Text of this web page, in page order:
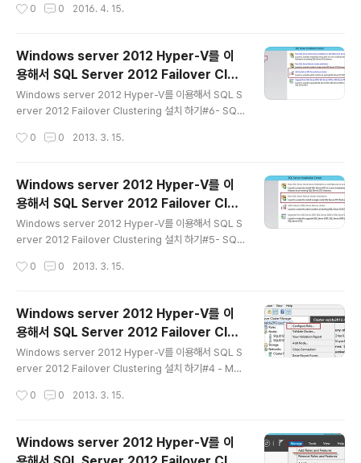
서는 BlockCacheSize가 Default로 Enable 되어 있지
2012R2의 경우 Cachesize는 물리적 메모리의 최대 8
0%설정 가능합니다만 권장은 512MB 입니다. 설정 된 c
ache size를 모니터링 하기위해서는 성능 모니터를 실행
후 아래 항목을 확인 하면 되지만 해당 볼륨의 offline 후 o
변..
0 0 2016. 4. 15.
Windows server 2012 Hyper-V를 이
용해서 SQL Server 2012 Failover Clus
tering 설치 하기#6- SQL 추가노드
Windows server 2012 Hyper-V를 이용해서 SQL S
erver 2012 Failover Clustering 설치 하기#6- SQL
가 마무리 되었습니다. 클러스터 관리자를 실행 하면 Role
Failover Cluster (Setup) http://msdn.microsoft.c
om/en-us/library/ms191545.aspx
0 0 2013. 3. 15.
Windows server 2012 Hyper-V를 이
용해서 SQL Server 2012 Failover Clus
tering 설치 하기#5
Windows server 2012 Hyper-V를 이용해서 SQL S
erver 2012 Failover Clustering 설치 하기#5- SQL
12 * SQL IP : 192.168.1.25 * SQL 레터 : F SQL 설치
행합니다 [참고 자료] 새 SQL Server 장애 조치(Failov
er) 클러스터 만들기(설치) http://msdn.microsoft.co
m/ko-kr/library/ms179530.aspx
0 0 2013. 3. 15.
Windows server 2012 Hyper-V를 이
용해서 SQL Server 2012 Failover Clus
tering 설치 하기#4
Windows server 2012 Hyper-V를 이용해서 SQL S
erver 2012 Failover Clustering 설치 하기#4 - MS
겠습니다. [MSDTC 구성 정보] * MSDTC 이름 : sql20
클릭합니다. DCT를 선택 한 후 다음을 클릭합니다. DTC
0 0 2013. 3. 15.
Windows server 2012 Hyper-V를 이